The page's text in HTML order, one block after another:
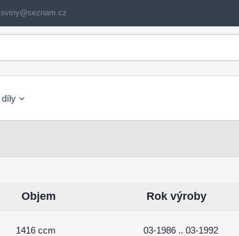
díly
Objem Rok výroby
1416 ccm 03-1986 .. 03-1992